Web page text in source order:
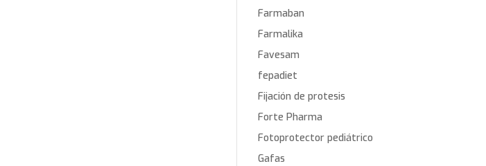
Farmaban
Farmalika
Favesam
fepadiet
Fijación de protesis
Forte Pharma
Fotoprotector pediátrico
Gafas